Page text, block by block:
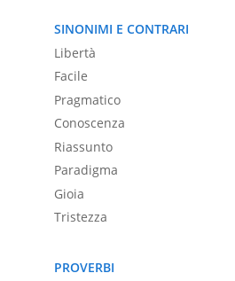
SINONIMI E CONTRARI
Libertà
Facile
Pragmatico
Conoscenza
Riassunto
Paradigma
Gioia
Tristezza
PROVERBI